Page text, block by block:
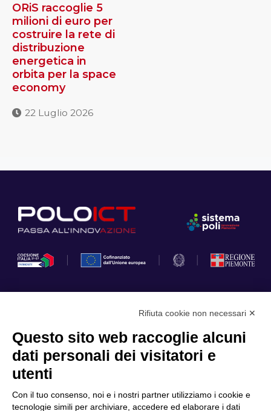
ORiS raccoglie 5
milioni di euro per
costruire la rete di
distribuzione
energetica in
orbita per la space
economy
22 Luglio 2026
Cookie Policy
Scopri il Polo
Partner
Finanziamenti e bandi
Rifiuta cookie non necessari ✕
Questo sito web raccoglie alcuni
dati personali dei visitatori e
utenti
Con il tuo consenso, noi e i nostri partner utilizziamo i cookie e
tecnologie simili per archiviare, accedere ed elaborare i dati